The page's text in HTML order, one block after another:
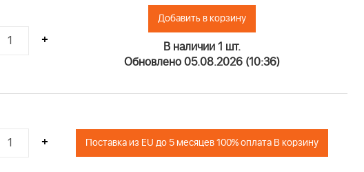
+
Добавить в корзину
В наличии 1 шт.
Обновлено 05.08.2026 (10:36)
+ Поставка из EU до 5 месяцев 100% оплата В корзину